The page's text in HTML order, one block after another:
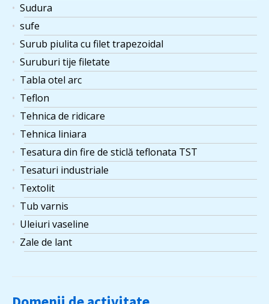
Sudura
sufe
Surub piulita cu filet trapezoidal
Suruburi tije filetate
Tabla otel arc
Teflon
Tehnica de ridicare
Tehnica liniara
Tesatura din fire de sticlă teflonata TST
Tesaturi industriale
Textolit
Tub varnis
Uleiuri vaseline
Zale de lant